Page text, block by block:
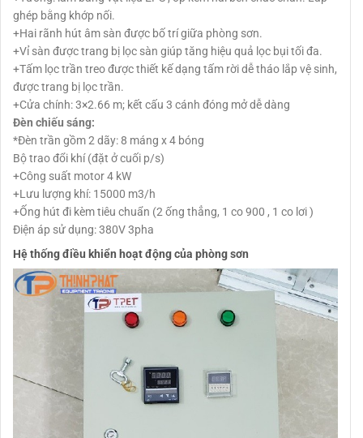
ghép bằng khớp nối.
+Hai rãnh hút âm sàn được bố trí giữa phòng sơn.
+Vỉ sàn được trang bị lọc sàn giúp tăng hiệu quả lọc bụi tối đa.
+Tấm lọc trần treo được thiết kế dạng tấm rời dễ tháo lắp vệ sinh,
được trang bị lọc trần.
+Cửa chính: 3×2.66 m; kết cấu 3 cánh đóng mở dễ dàng
Đèn chiếu sáng:
*Đèn trần gồm 2 dãy: 8 máng x 4 bóng
Bộ trao đổi khí (đặt ở cuối p/s)
+Công suất motor 4 kW
+Lưu lượng khí: 15000 m3/h
+Ống hút đi kèm tiêu chuẩn (2 ống thẳng, 1 co 900 , 1 co lơi )
Điện áp sử dụng: 380V 3pha
Hệ thống điều khiển hoạt động của phòng sơn